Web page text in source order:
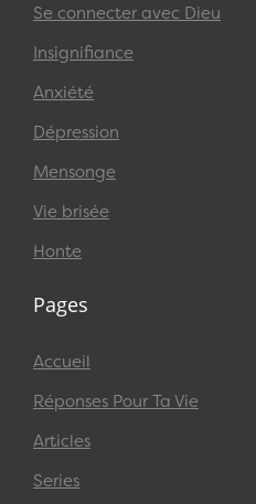
Se connecter avec Dieu
Insignifiance
Anxiété
Dépression
Mensonge
Vie brisée
Honte
Pages
Accueil
Réponses Pour Ta Vie
Articles
Series